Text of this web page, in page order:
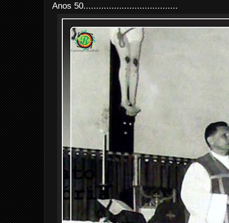
Anos 50.....................................